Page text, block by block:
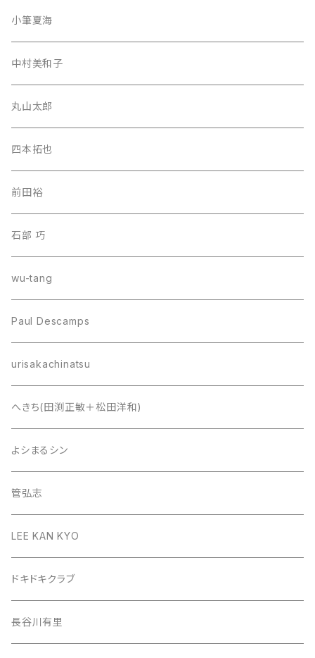
小筆夏海
中村美和子
丸山太郎
四本拓也
前田裕
石部 巧
wu-tang
Paul Descamps
urisakachinatsu
へきち(田渕正敏＋松田洋和)
よシまるシン
管弘志
LEE KAN KYO
ドキドキクラブ
長谷川有里